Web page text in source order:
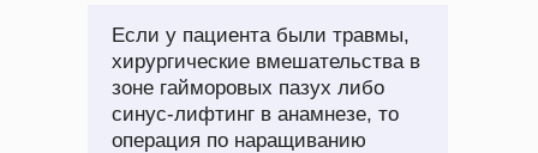
Если у пациента были травмы,
хирургические вмешательства в
зоне гайморовых пазух либо
синус-лифтинг в анамнезе, то
операция по наращиванию